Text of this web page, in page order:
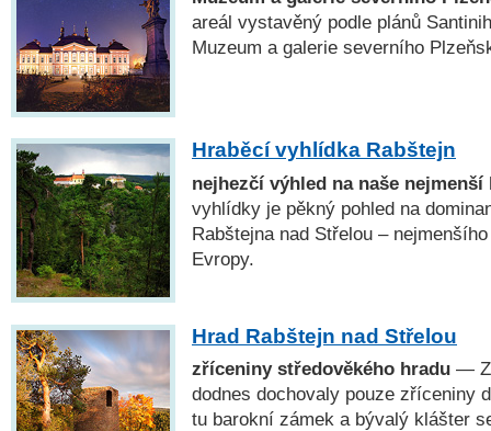
areál vystavěný podle plánů
Muzeum a galerie severního
Hraběcí vyhlídka Rabštejn
nejhezčí výhled na naše
vyhlídky je pěkný pohled na
Rabštejna nad Střelou –
Evropy.
Hrad Rabštejn nad Střelou
zříceniny středověkého hradu — Z
dodnes dochovaly pouze zříceniny
tu barokní zámek a bývalý klášter